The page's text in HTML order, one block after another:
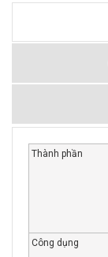
Thành phần
Công dụng